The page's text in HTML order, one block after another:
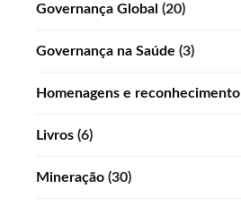
Governança Global (20)
Governança na Saúde (3)
Homenagens e reconhecimento
Livros (6)
Mineração (30)